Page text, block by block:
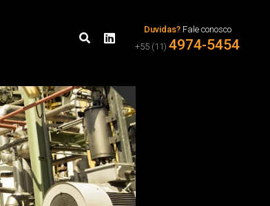
Duvidas?Fale conosco
+55 (11)4974-5454